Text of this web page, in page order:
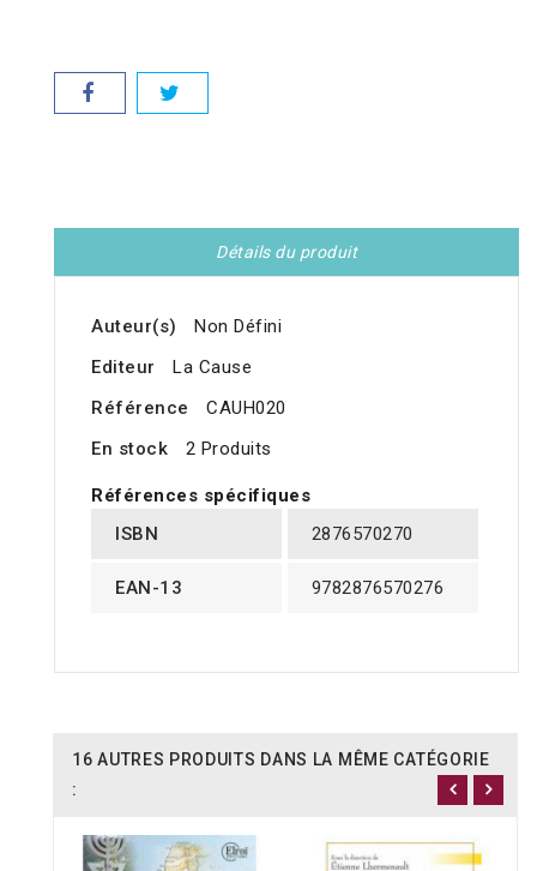
Détails du produit
Auteur(s)
Non Défini
Editeur
La Cause
Référence
CAUH020
En stock
2 Produits
Références spécifiques
ISBN
2876570270
EAN-13 9782876570276
16 AUTRES PRODUITS DANS LA MÊME CATÉGORIE
: